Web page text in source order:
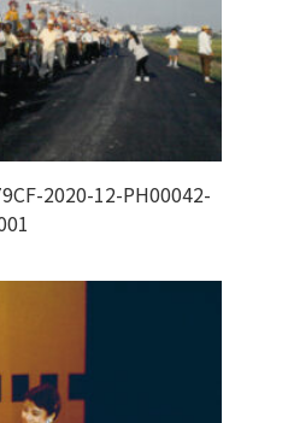
2020-12-PH00042-